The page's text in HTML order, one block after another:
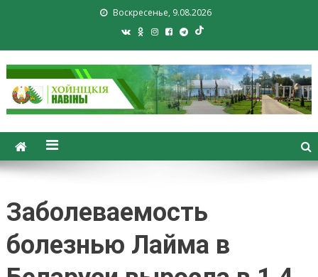
Воскресенье, 9.08.2026
Хойники. Хойнiцкiя навiны.
Новости Хойник. Районная
Заболеваемость
болезнью Лайма в